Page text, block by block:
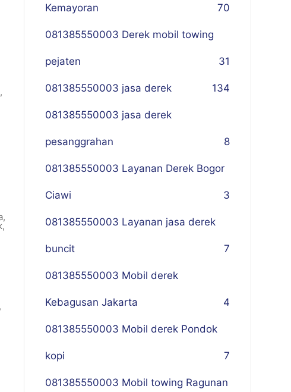
,
,
,
,
Kemayoran 70
081385550003 Derek mobil towing
pejaten 31
081385550003 jasa derek 134
081385550003 jasa derek
pesanggrahan 8
081385550003 Layanan Derek Bogor
Ciawi 3
081385550003 Layanan jasa derek
buncit 7
081385550003 Mobil derek
Kebagusan Jakarta 4
081385550003 Mobil derek Pondok
kopi 7
081385550003 Mobil towing Ragunan